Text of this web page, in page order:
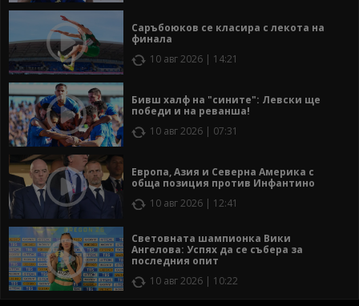
Саръбоюков се класира с лекота на
финала
10 авг 2026 | 14:21
Бивш халф на "сините": Левски ще
победи и на реванша!
10 авг 2026 | 07:31
Европа, Азия и Северна Америка с
обща позиция против Инфантино
10 авг 2026 | 12:41
Световната шампионка Вики
Ангелова: Успях да се събера за
последния опит
10 авг 2026 | 10:22